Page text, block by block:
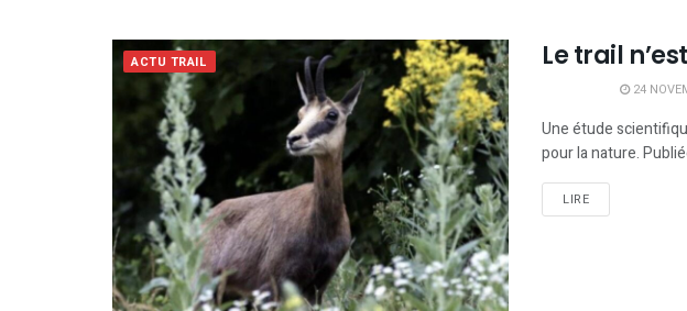
ACTU TRAIL Le trail
24
Une étude
pour la nature.
LIRE